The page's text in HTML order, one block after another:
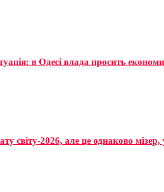
в Одесі влада просить
світу-2026, але це однаково